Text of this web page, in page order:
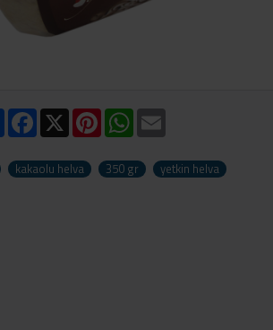
ShareFacebook
X PinterestWhatsApp
Email
kakaolu helva 350 gr yetkin helva